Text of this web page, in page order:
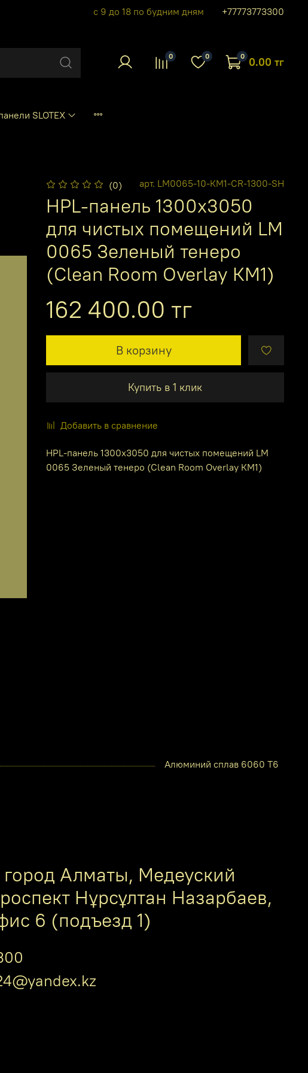
с 9 до 18 по будним дням +77773773300
0 0 0 0.00 тг
SLOTEX
(0) арт. LM0065-10-КМ1-CR-1300-SH
HPL-панель 1300х3050
для чистых помещений LM
0065 Зеленый тенеро
(Clean Room Overlay КМ1)
162 400.00 тг
В корзину
Купить в 1 клик
Добавить в сравнение
HPL-панель 1300х3050 для чистых помещений LM
0065 Зеленый тенеро (Clean Room Overlay КМ1)
Алюминий сплав 6060 Т6
Алматы, Медеуский
Нұрсұлтан Назарбаев,
6 (подъезд 1)